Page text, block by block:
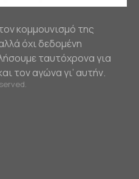
κομμουνισμό της
όχι δεδομένη
ταυτόχρονα για
τον αγώνα γι’ αυτήν.